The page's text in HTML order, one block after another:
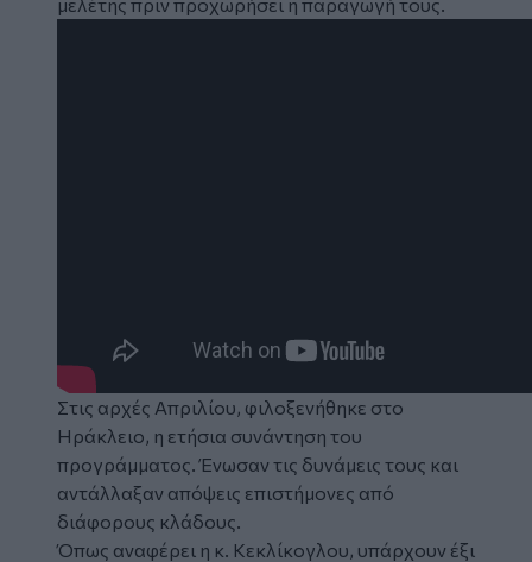
Στις αρχές Απριλίου, φιλοξενήθηκε στο
Ηράκλειο, η ετήσια συνάντηση του
προγράμματος. Ένωσαν τις δυνάμεις τους και
αντάλλαξαν απόψεις επιστήμονες από
διάφορους κλάδους.
Όπως αναφέρει η κ. Κεκλίκογλου, υπάρχουν έξι